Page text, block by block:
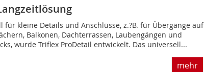
für kleine Details und Anschlüsse, z.?B. für Übergänge auf
Balkonen, Dachterrassen, Laubengängen und
wurde Triflex ProDetail entwickelt. Das universell...
mehr